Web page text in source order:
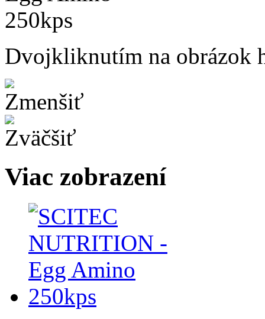
Dvojkliknutím na obrázok
Viac zobrazení